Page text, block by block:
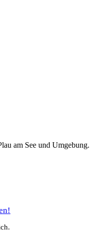
am See und